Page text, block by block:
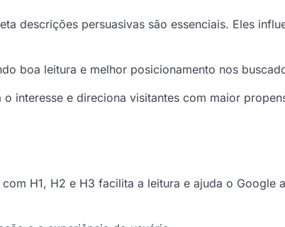
descrições persuasivas são essenciais. Eles
boa leitura e melhor posicionamento nos
interesse e direciona visitantes com maior
H1, H2 e H3 facilita a leitura e ajuda o Google a